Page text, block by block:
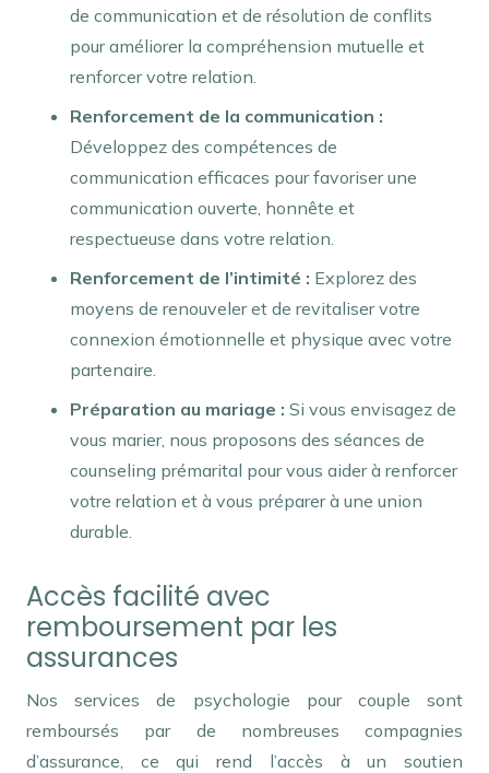
de communication et de résolution de conflits
pour améliorer la compréhension mutuelle et
renforcer votre relation.
Renforcement de la communication :
Développez des compétences de
communication efficaces pour favoriser une
communication ouverte, honnête et
respectueuse dans votre relation.
Renforcement de l’intimité : Explorez des
moyens de renouveler et de revitaliser votre
connexion émotionnelle et physique avec votre
partenaire.
Préparation au mariage : Si vous envisagez de
vous marier, nous proposons des séances de
counseling prémarital pour vous aider à renforcer
votre relation et à vous préparer à une union
durable.
Accès facilité avec
remboursement par les
assurances
Nos services de psychologie pour couple sont
remboursés par de nombreuses compagnies
d’assurance, ce qui rend l’accès à un soutien